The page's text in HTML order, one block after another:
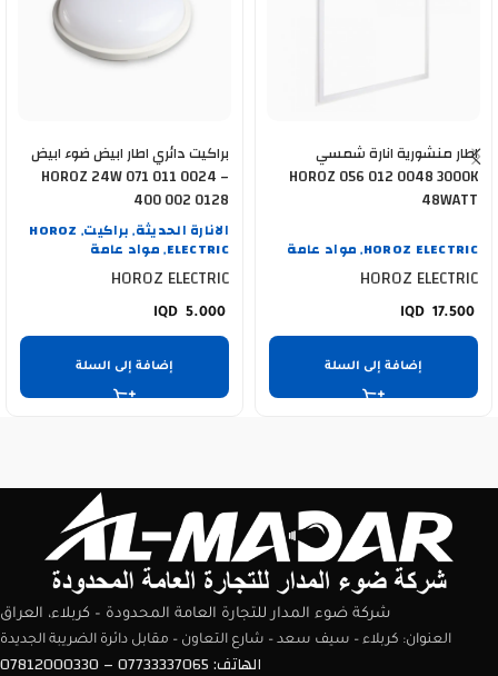
اطار منشورية انارة شمسي
HOROZ 056 012 0048 3000K
48WATT
HOROZ ELECTRIC
, مواد عامة
HOROZ ELECTRIC
17.500
إضافة إلى السلة
براكيت دائري اطار ابيض ضوء ابيض
HOROZ 24W 071 011 0024 –
400 002 0128
الانارة الحديثة, براكيت,
HOROZ
ELECTRIC
, مواد عامة
HOROZ ELECTRIC
5.000
إضافة إلى السلة
شركة ضوء المدار للتجارة العامة المحدودة – كربلاء، العراق
العنوان: كربلاء – سيف سعد – شارع التعاون – مقابل دائرة الضريبة الجديدة
الهاتف: 07733337065 – 07812000330